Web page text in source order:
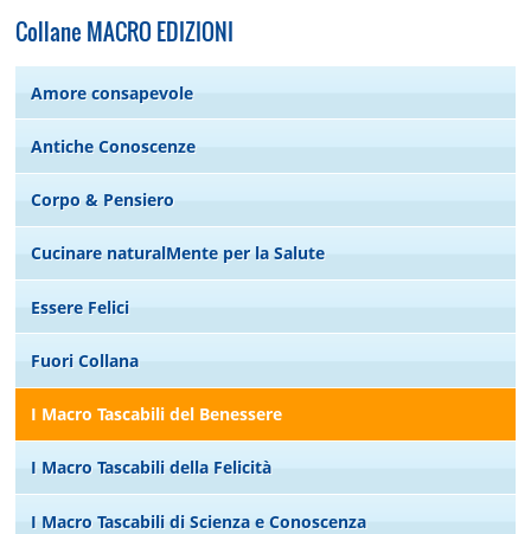
Collane MACRO EDIZIONI
Amore consapevole
Antiche Conoscenze
Corpo & Pensiero
Cucinare naturalMente per la Salute
Essere Felici
Fuori Collana
I Macro Tascabili del Benessere
I Macro Tascabili della Felicità
I Macro Tascabili di Scienza e Conoscenza